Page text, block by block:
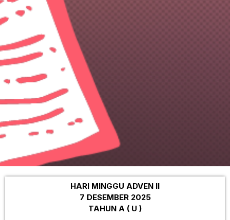
HARI MINGGU ADVEN II
7 DESEMBER 2025
TAHUN A ( U )